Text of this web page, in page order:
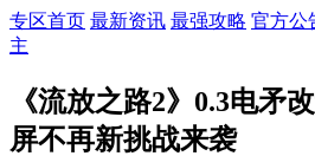
专区首页 最新资讯 最强攻略 官方公
主
《流放之路2》0.3电矛
屏不再新挑战来袭